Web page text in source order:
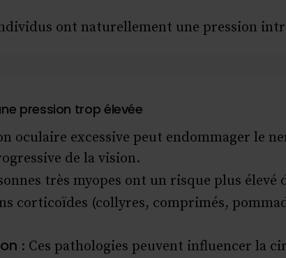
ont naturellement une pression
pression trop élevée
oculaire excessive peut endommager le
de la vision.
très myopes ont un risque plus élevé
corticoïdes (collyres, comprimés,
: Ces pathologies peuvent influencer la